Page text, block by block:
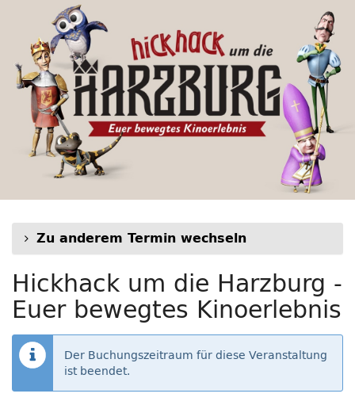
Inhalt
springen
Hickhack
um
die
Harzburg
Euer
bewegtes
Kinoerlebnis
Zu anderem Termin wechseln
Hickhack um die Harzburg -
Euer bewegtes Kinoerlebnis
Der Buchungszeitraum für diese Veranstaltung
ist beendet.